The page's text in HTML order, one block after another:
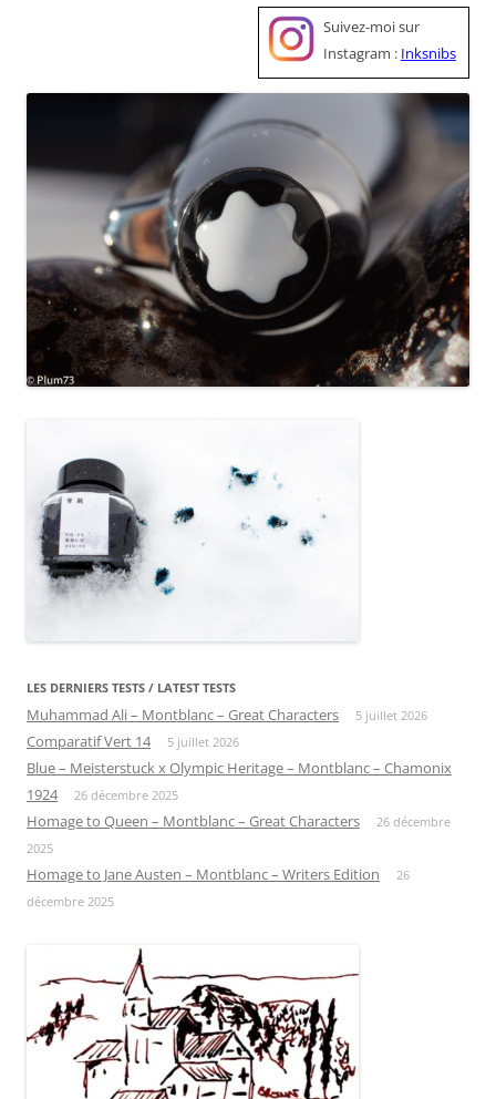
Suivez-moi sur
Instagram : Inksnibs
LES DERNIERS TESTS / LATEST TESTS
Muhammad Ali – Montblanc – Great Characters 5 juillet 2026
Comparatif Vert 14 5 juillet 2026
Blue – Meisterstuck x Olympic Heritage – Montblanc – Chamonix
1924
26 décembre 2025
Homage to Queen – Montblanc – Great Characters
26 décembre
2025
Homage to Jane Austen – Montblanc – Writers Edition
26
décembre 2025